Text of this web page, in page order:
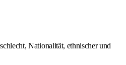
Nationalität, ethnischer und